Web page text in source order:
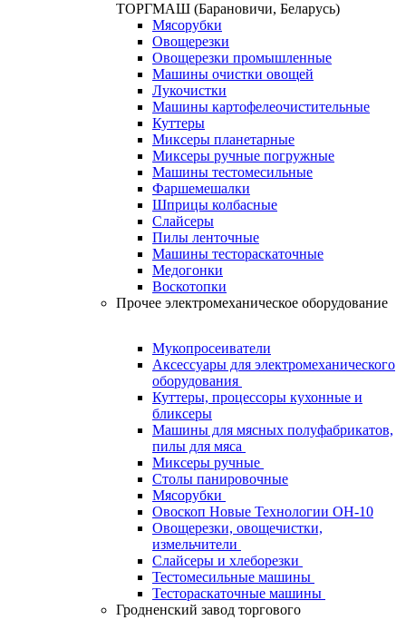
ТОРГМАШ (Барановичи, Беларусь)
Мясорубки
Овощерезки
Овощерезки промышленные
Машины очистки овощей
Лукочистки
Машины картофелеочистительные
Куттеры
Миксеры планетарные
Миксеры ручные погружные
Машины тестомесильные
Фаршемешалки
Шприцы колбасные
Слайсеры
Пилы ленточные
Машины тестораскаточные
Медогонки
Воскотопки
Прочее электромеханическое оборудование
Мукопросеиватели
Аксессуары для электромеханического
оборудования
Куттеры, процессоры кухонные и
бликсеры
Машины для мясных полуфабрикатов,
пилы для мяса
Миксеры ручные
Столы панировочные
Мясорубки
Овоскоп Новые Технологии ОН-10
Овощерезки, овощечистки,
измельчители
Слайсеры и хлеборезки
Тестомесильные машины
Тестораскаточные машины
Гродненский завод торгового